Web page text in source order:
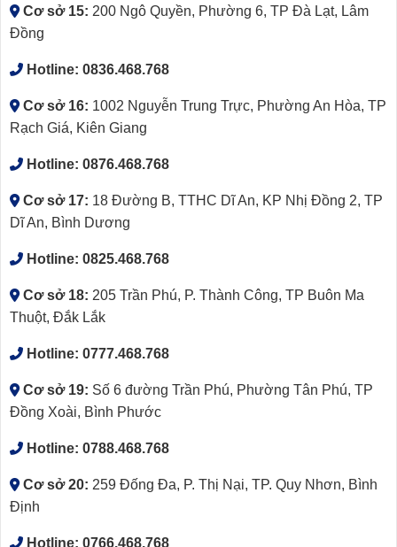
Cơ sở 15: 200 Ngô Quyền, Phường 6, TP Đà Lạt, Lâm
Đồng
Hotline: 0836.468.768
Cơ sở 16: 1002 Nguyễn Trung Trực, Phường An Hòa, TP
Rạch Giá, Kiên Giang
Hotline: 0876.468.768
Cơ sở 17: 18 Đường B, TTHC Dĩ An, KP Nhị Đồng 2, TP
Dĩ An, Bình Dương
Hotline: 0825.468.768
Cơ sở 18: 205 Trần Phú, P. Thành Công, TP Buôn Ma
Thuột, Đắk Lắk
Hotline: 0777.468.768
Cơ sở 19: Số 6 đường Trần Phú, Phường Tân Phú, TP
Đồng Xoài, Bình Phước
Hotline: 0788.468.768
Cơ sở 20: 259 Đống Đa, P. Thị Nại, TP. Quy Nhơn, Bình
Định
Hotline: 0766.468.768